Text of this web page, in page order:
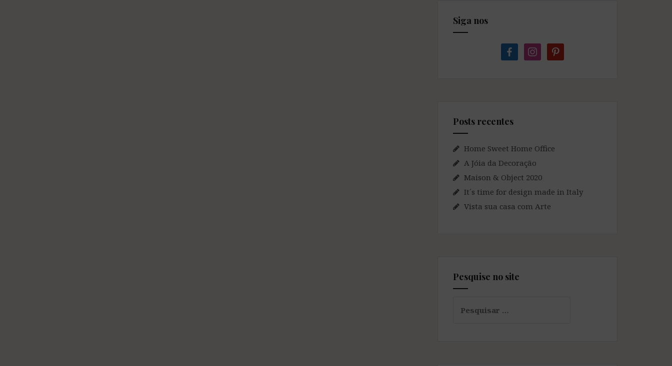
Siga nos
facebookinstagrampinterest
Posts recentes
Home Sweet Home Office
A Jóia da Decoração
Maison & Object 2020
It´s time for design made in Italy
Vista sua casa com Arte
Pesquise no site
por: